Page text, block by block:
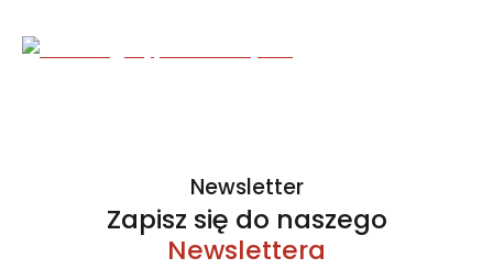
Newsletter
Zapisz się do naszego
Newslettera